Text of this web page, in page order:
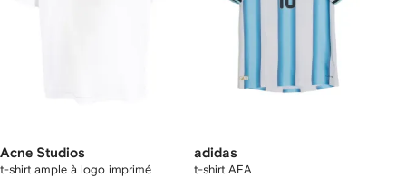
Acne Studios
t-shirt ample à logo imprimé
adidas
t-shirt AFA